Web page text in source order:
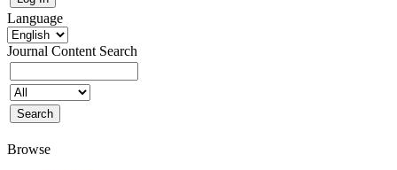
Language
Journal Content Search
Browse